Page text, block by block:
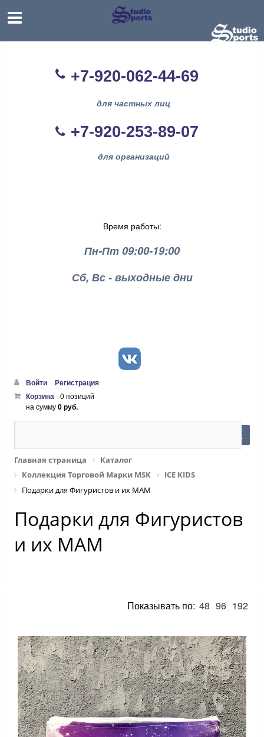
+7-920-062-44-69
для частных лиц
+7-920-253-89-07
для организаций
Время работы:
Пн-Пт 09:00-19:00
Сб, Вс - выходные дни
Войти
Регистрация
Корзина 0 позиций
на сумму0 руб.
Главная страница
Каталог
Коллекция Торговой Марки MSK
ICE KIDS
Подарки для Фигуристов и их МАМ
Подарки для Фигуристов
и их МАМ
Показывать по: 48 96 192